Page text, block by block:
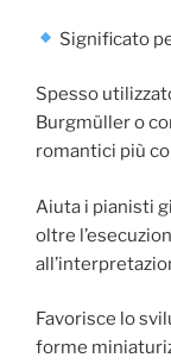
Significato
Spesso
Burgmüller o
romantici più
Aiuta i pianisti
oltre
Favorisce lo
forme